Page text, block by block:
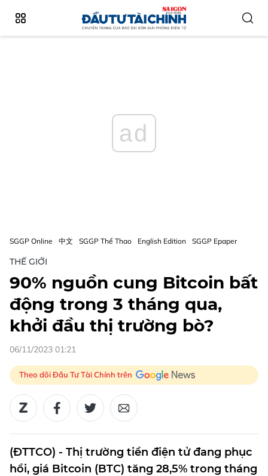
ad
SGGP Online 中文 SGGP Thể Thao English Edition SGGP Epaper
THẾ GIỚI
90% nguồn cung Bitcoin bất
động trong 3 tháng qua,
khởi đầu thị trường bò?
06/11/2023 01:21
Theo dõi Đầu Tư Tài Chính trên
(ĐTTCO) - Thị trường tiền điện tử đang phục
hồi, giá Bitcoin (BTC) tăng 28,5% trong tháng